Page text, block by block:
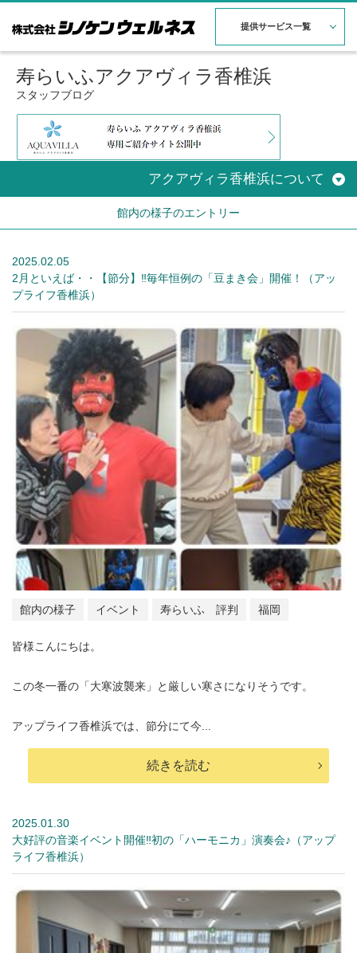
提供サービス一覧
寿らいふアクアヴィラ香椎浜
スタッフブログ
アクアヴィラ香椎浜について
館内の様子のエントリー
2025.02.05
2月といえば・・【節分】‼毎年恒例の「豆まき会」開催！（アッ
プライフ香椎浜）
館内の様子 イベント 寿らいふ 評判 福岡
皆様こんにちは。
この冬一番の「大寒波襲来」と厳しい寒さになりそうです。
アップライフ香椎浜では、節分にて今...
続きを読む
2025.01.30
大好評の音楽イベント開催‼初の「ハーモニカ」演奏会♪（アップ
ライフ香椎浜）